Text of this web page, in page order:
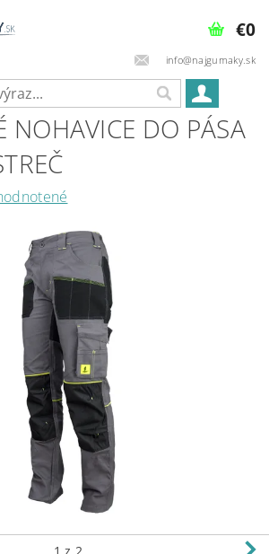
info@najgumaky.sk
€0
NOHAVICE DO PÁSA
1 z 2